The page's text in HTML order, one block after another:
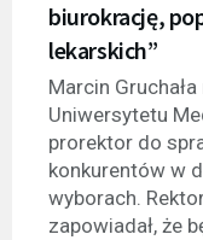
biurokrację,
lekarskich”
Marcin
Uniwersytetu
prorektor do
konkurentów w
wyborach.
zapowiadał, że